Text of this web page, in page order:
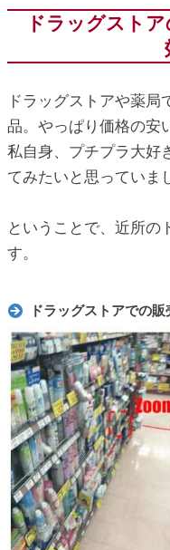
ドラッグスト
ドラッグストアや薬局
品。やっぱり価格の安
私自身、プチプラ大好
てみたいと思っていま
ということで、近所の
す。
ドラッグストアでの